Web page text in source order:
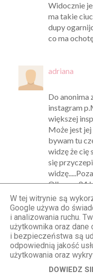
Widocznie
ma takie
dupy
co ma
adriana
Do anonima
instagram
większej
Może jest jej
bywam tu
widzę że cię
się
Olka ma 24
nie
śmieszna
dnia może i
odwagę
Co boisz się
(jeśli
W tej witrynie są
Google używa do
i analizowania ruchu.
użytkownika oraz dane
i bezpieczeństwa są
odpowiednią jakość
użytkowania oraz
DOWIEDZ